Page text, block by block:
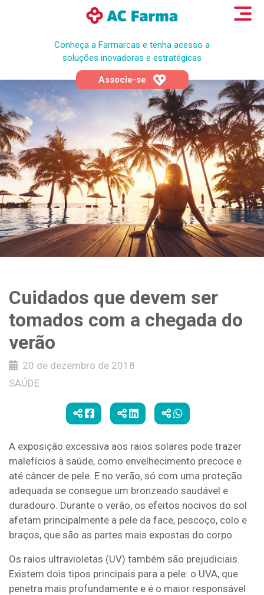
Conheça a Farmarcas e tenha acesso a
soluções inovadoras e estratégicas
Associe-se
Cuidados que devem ser
tomados com a chegada do
verão
20 de dezembro de 2018
SAÚDE
A exposição excessiva aos raios solares pode trazer
malefícios à saúde, como envelhecimento precoce e
até câncer de pele. E no verão, só com uma proteção
adequada se consegue um bronzeado saudável e
duradouro. Durante o verão, os efeitos nocivos do sol
afetam principalmente a pele da face, pescoço, colo e
braços, que são as partes mais expostas do corpo.
Os raios ultravioletas (UV) também são prejudiciais.
Existem dois tipos principais para a pele: o UVA, que
penetra mais profundamente e é o maior responsável